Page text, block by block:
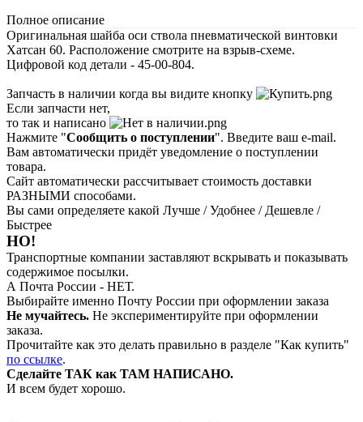
Полное описание
Оригинальная шайба оси ствола пневматической винтовки
Хатсан 60. Расположение смотрите на взрыв-схеме.
Цифровой код детали - 45-00-804.
Запчасть в наличии когда вы видите кнопку
Если запчасти нет,
то так и написано
Нажмите "Сообщить о поступлении". Введите ваш e-mail.
Вам автоматически придёт уведомление о поступлении
товара.
Сайт автоматически рассчитывает стоимость доставки
РАЗНЫМИ способами.
Вы сами определяете какой Лучше / Удобнее / Дешевле /
Быстрее
НО!
Транспортные компании заставляют вскрывать и показывать
содержимое посылки.
А Почта России - НЕТ.
Выбирайте именно Почту России при оформлении заказа
Не мучайтесь. Не экспериментируйте при оформлении
заказа.
Прочитайте как это делать правильно в разделе "Как купить"
по ссылке.
Сделайте ТАК как ТАМ НАПИСАНО.
И всем будет хорошо.